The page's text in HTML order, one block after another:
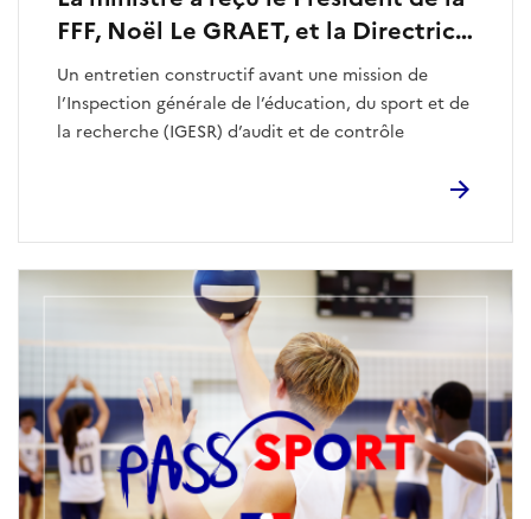
FFF, Noël Le GRAET, et la Directrice
générale, Florence HARDOUIN
Un entretien constructif avant une mission de
l’Inspection générale de l’éducation, du sport et de
la recherche (IGESR) d’audit et de contrôle